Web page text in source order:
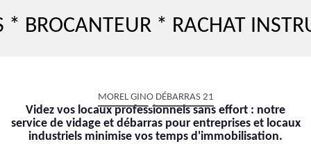
* RACHAT
MOREL GINO DÉBARRAS 21
Videz vos locaux professionnels sans effort : notre
service de vidage et débarras pour entreprises et locaux
industriels minimise vos temps d'immobilisation.